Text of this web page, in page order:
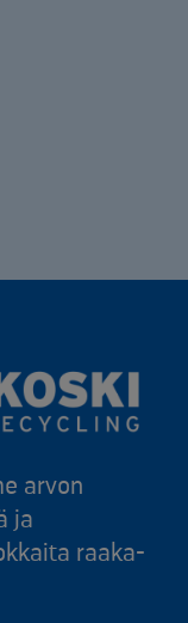
arvon
ja
raaka-